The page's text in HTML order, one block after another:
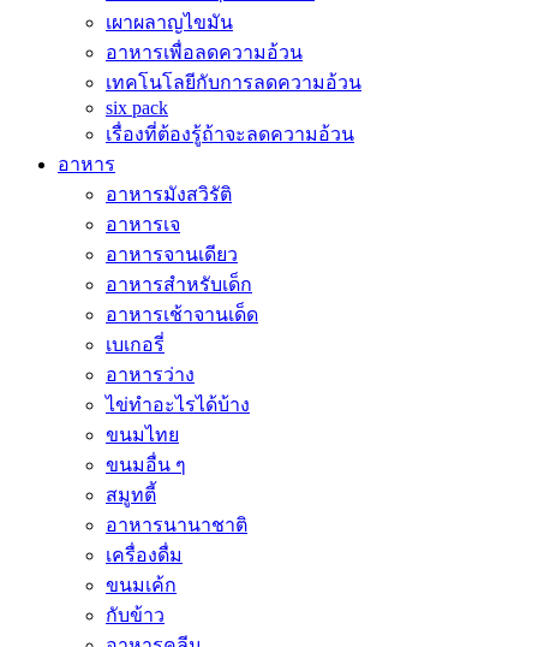
เผาผลาญไขมัน
อาหารเพื่อลดความอ้วน
เทคโนโลยีกับการลดความอ้วน
six pack
เรื่องที่ต้องรู้ถ้าจะลดความอ้วน
อาหาร
อาหารมังสวิรัติ
อาหารเจ
อาหารจานเดียว
อาหารสำหรับเด็ก
อาหารเช้าจานเด็ด
เบเกอรี่
อาหารว่าง
ไข่ทำอะไรได้บ้าง
ขนมไทย
ขนมอื่น ๆ
สมูทตี้
อาหารนานาชาติ
เครื่องดื่ม
ขนมเค้ก
กับข้าว